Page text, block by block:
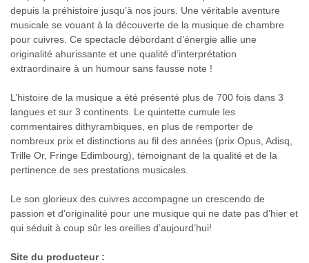
depuis la préhistoire jusqu’à nos jours. Une véritable aventure
musicale se vouant à la découverte de la musique de chambre
pour cuivres. Ce spectacle débordant d’énergie allie une
originalité ahurissante et une qualité d’interprétation
extraordinaire à un humour sans fausse note !
L’histoire de la musique a été présenté plus de 700 fois dans 3
langues et sur 3 continents. Le quintette cumule les
commentaires dithyrambiques, en plus de remporter de
nombreux prix et distinctions au fil des années (prix Opus, Adisq,
Trille Or, Fringe Edimbourg), témoignant de la qualité et de la
pertinence de ses prestations musicales.
Le son glorieux des cuivres accompagne un crescendo de
passion et d’originalité pour une musique qui ne date pas d’hier et
qui séduit à coup sûr les oreilles d’aujourd’hui!
Site du producteur :